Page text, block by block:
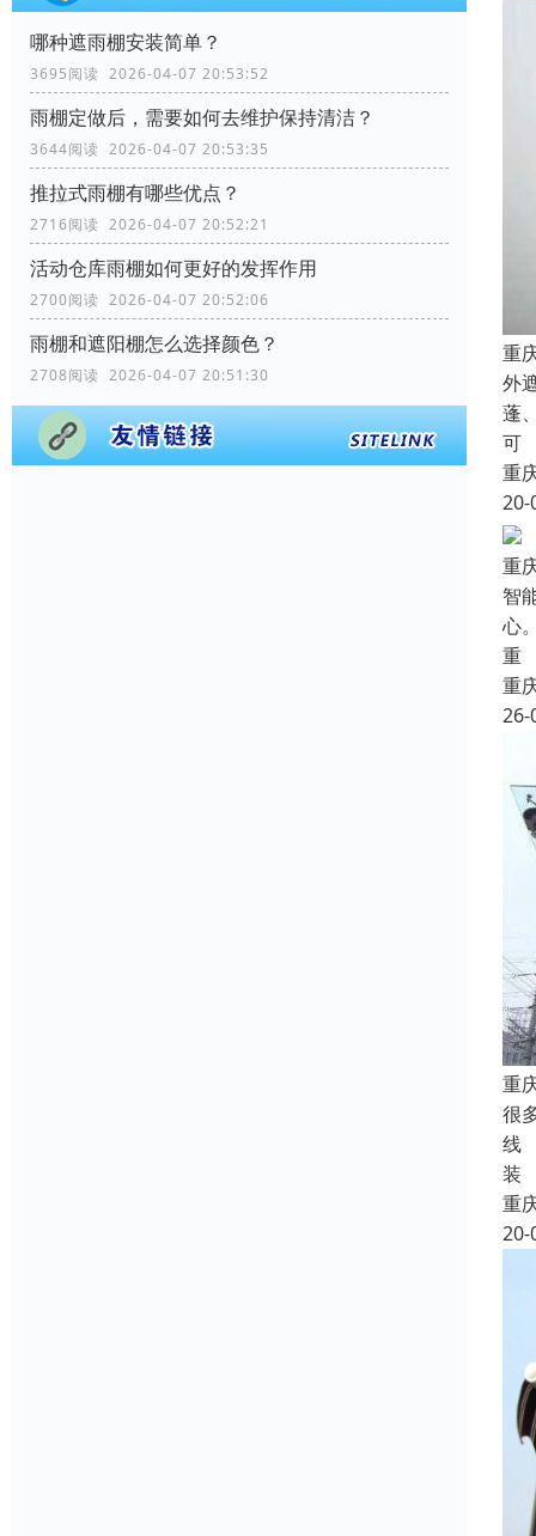
哪种遮雨棚安装简单？
3695阅读 2026-04-07 20:53:52
雨棚定做后，需要如何去维护保持清洁？
3644阅读 2026-04-07 20:53:35
推拉式雨棚有哪些优点？
2716阅读 2026-04-07 20:52:21
活动仓库雨棚如何更好的发挥作用
2700阅读 2026-04-07 20:52:06
雨棚和遮阳棚怎么选择颜色？
2708阅读 2026-04-07 20:51:30
重
外
蓬
可
重
20-
重
智
心
重
重
26-
重
很
线
装
重
20-